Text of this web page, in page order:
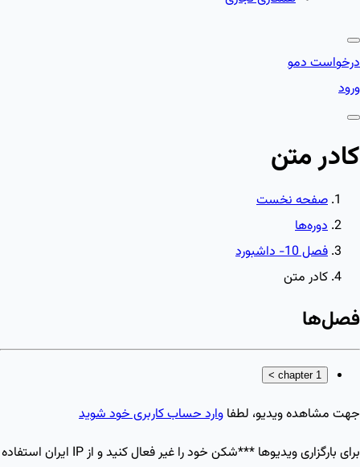
درخواست دمو
ورود
کادر متن
صفحه نخست
دوره‌ها
فصل 10- داشبورد
کادر متن
فصل‌ها
chapter 1
>
جهت مشاهده ویدیو، لطفا وارد حساب کاربری خود شوید
برای بارگزاری ویدیو‌ها ***شکن خود را غیر فعال کنید و از IP ایران استفاده